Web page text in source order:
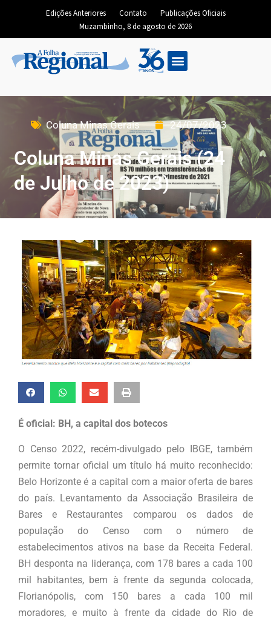
Edições Anteriores Contato
Publicações Oficiais
Muzambinho, 8 de agosto de 2026
Coluna Minas Gerais 24/07/2023
Coluna Minas Gerais (24
de Julho de 2023)
É oficial: BH, a capital dos botecos
O Censo 2022, recém-divulgado pelo IBGE, também
permite tornar oficial um título há muito reconhecido:
Belo Horizonte é a capital com a maior oferta de bares
do país. Levantamento da Associação Brasileira de
Bares e Restaurantes comparou os dados de
população do Censo com o número de
estabelecimentos ativos na base da Receita Federal.
BH desponta na liderança, com 178 bares a cada 100
mil habitantes, bem à frente da segunda colocada,
Florianópolis, com 150 bares a cada 100 mil
moradores, e muito à frente da cidade do Rio de